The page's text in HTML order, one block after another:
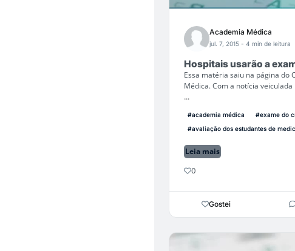
Academia Médica
jul. 7, 2015 - 4 min de leitura
Hospitais usarão a
Essa matéria saiu na página do
Médica. Com a notícia
...
#academia médica #exame do
#avaliação dos estudantes de
Leia mais
0
Gostei